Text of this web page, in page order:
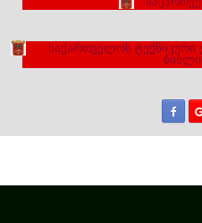
საქართველოს ტექნიკური